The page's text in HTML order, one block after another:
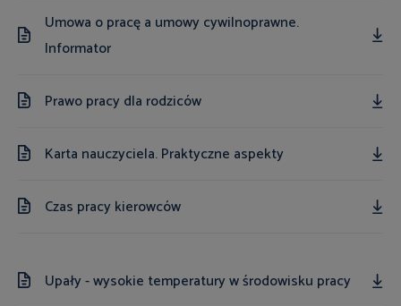
Umowa o pracę a umowy cywilnoprawne.
Informator
Prawo pracy dla rodziców
Karta nauczyciela. Praktyczne aspekty
Czas pracy kierowców
Upały - wysokie temperatury w środowisku pracy